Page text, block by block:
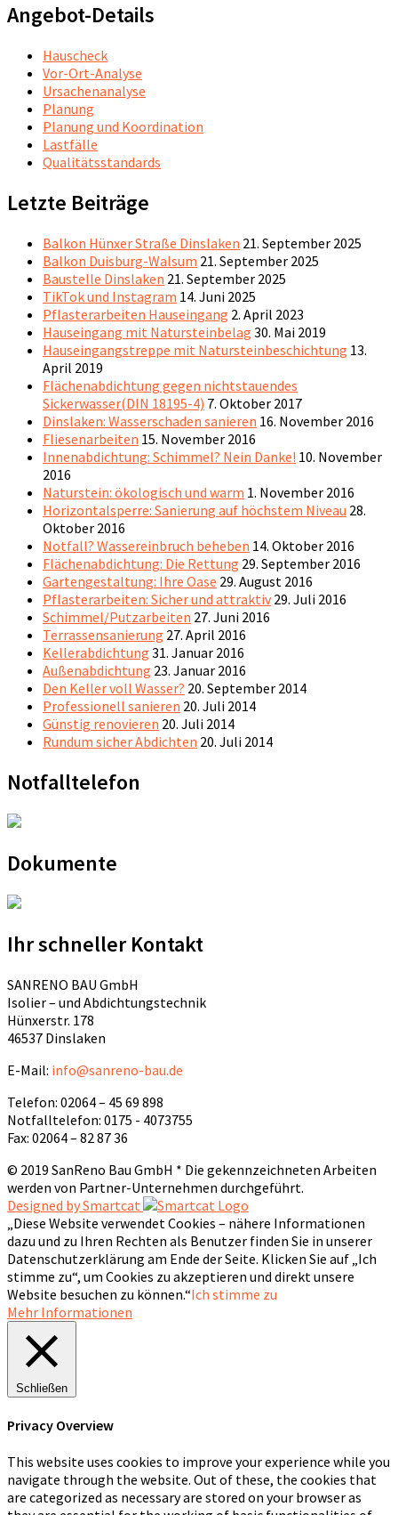
Angebot-Details
Hauscheck
Vor-Ort-Analyse
Ursachenanalyse
Planung
Planung und Koordination
Lastfälle
Qualitätsstandards
Letzte Beiträge
Balkon Hünxer Straße Dinslaken 21. September 2025
Balkon Duisburg-Walsum 21. September 2025
Baustelle Dinslaken 21. September 2025
TikTok und Instagram 14. Juni 2025
Pflasterarbeiten Hauseingang 2. April 2023
Hauseingang mit Natursteinbelag 30. Mai 2019
Hauseingangstreppe mit Natursteinbeschichtung 13.
April 2019
Flächenabdichtung gegen nichtstauendes
Sickerwasser(DIN 18195-4) 7. Oktober 2017
Dinslaken: Wasserschaden sanieren 16. November 2016
Fliesenarbeiten 15. November 2016
Innenabdichtung: Schimmel? Nein Danke! 10. November
2016
Naturstein: ökologisch und warm 1. November 2016
Horizontalsperre: Sanierung auf höchstem Niveau 28.
Oktober 2016
Notfall? Wassereinbruch beheben 14. Oktober 2016
Flächenabdichtung: Die Rettung 29. September 2016
Gartengestaltung: Ihre Oase 29. August 2016
Pflasterarbeiten: Sicher und attraktiv 29. Juli 2016
Schimmel/Putzarbeiten 27. Juni 2016
Terrassensanierung 27. April 2016
Kellerabdichtung 31. Januar 2016
Außenabdichtung 23. Januar 2016
Den Keller voll Wasser? 20. September 2014
Professionell sanieren 20. Juli 2014
Günstig renovieren 20. Juli 2014
Rundum sicher Abdichten 20. Juli 2014
Notfalltelefon
Dokumente
Ihr schneller Kontakt
SANRENO BAU GmbH
Isolier – und Abdichtungstechnik
Hünxerstr. 178
46537 Dinslaken
E-Mail: info@sanreno-bau.de
Telefon: 02064 – 45 69 898
Notfalltelefon: 0175 - 4073755
Fax: 02064 – 82 87 36
© 2019 SanReno Bau GmbH * Die gekennzeichneten Arbeiten
werden von Partner-Unternehmen durchgeführt.
Designed by Smartcat
„Diese Website verwendet Cookies – nähere Informationen
dazu und zu Ihren Rechten als Benutzer finden Sie in unserer
Datenschutzerklärung am Ende der Seite. Klicken Sie auf „Ich
stimme zu“, um Cookies zu akzeptieren und direkt unsere
Website besuchen zu können.“Ich stimme zu
Mehr Informationen
Schließen
Privacy Overview
This website uses cookies to improve your experience while you
navigate through the website. Out of these, the cookies that
are categorized as necessary are stored on your browser as